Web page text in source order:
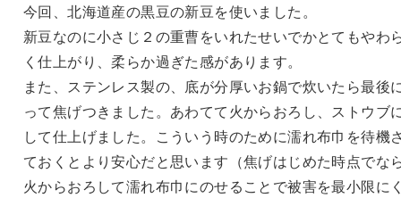
今回、北海道産の黒豆の新豆を使いました。
新豆なのに小さじ２の重曹をいれたせいでかとてもやわ
く仕上がり、柔らか過ぎた感があります。
また、ステンレス製の、底が分厚いお鍋で炊いたら最後
って焦げつきました。あわてて火からおろし、ストウブ
して仕上げました。こういう時のために濡れ布巾を待機
ておくとより安心だと思います（焦げはじめた時点でな
火からおろして濡れ布巾にのせることで被害を最小限に